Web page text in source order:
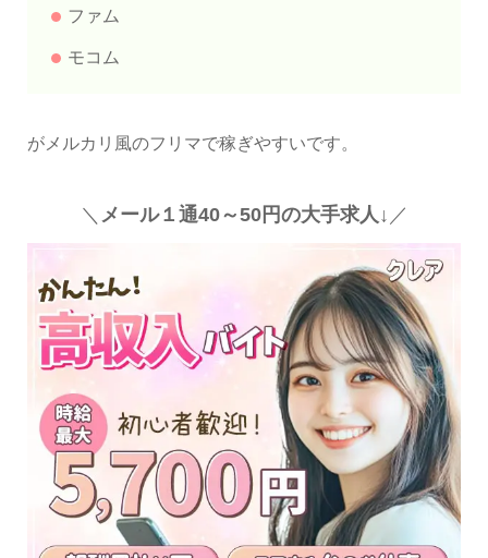
ファム
モコム
がメルカリ風のフリマで稼ぎやすいです。
＼ メール１通40～50円の大手求人↓ ／